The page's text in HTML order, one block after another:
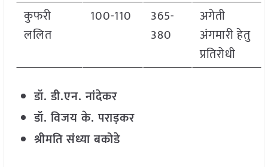
कुफरी
ललित
100-110
365-
380
अगेती
अंगमारी हेतु
प्रतिरोधी
डॉ. डी.एन. नांदेकर
डॉ. विजय के. पराड़कर
श्रीमति संध्या बकोडे